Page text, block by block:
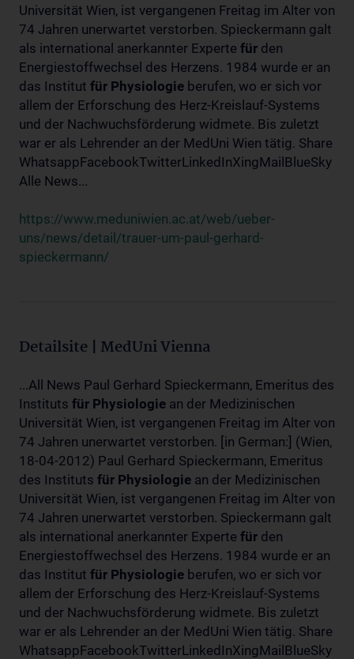
Universität Wien, ist vergangenen Freitag im Alter von
74 Jahren unerwartet verstorben. Spieckermann galt
als international anerkannter Experte für den
Energiestoffwechsel des Herzens. 1984 wurde er an
das Institut für Physiologie berufen, wo er sich vor
allem der Erforschung des Herz-Kreislauf-Systems
und der Nachwuchsförderung widmete. Bis zuletzt
war er als Lehrender an der MedUni Wien tätig. Share
WhatsappFacebookTwitterLinkedInXingMailBlueSky
Alle News...
https://www.meduniwien.ac.at/web/ueber-
uns/news/detail/trauer-um-paul-gerhard-
spieckermann/
Detailsite | MedUni Vienna
...All News Paul Gerhard Spieckermann, Emeritus des
Instituts für Physiologie an der Medizinischen
Universität Wien, ist vergangenen Freitag im Alter von
74 Jahren unerwartet verstorben. [in German:] (Wien,
18-04-2012) Paul Gerhard Spieckermann, Emeritus
des Instituts für Physiologie an der Medizinischen
Universität Wien, ist vergangenen Freitag im Alter von
74 Jahren unerwartet verstorben. Spieckermann galt
als international anerkannter Experte für den
Energiestoffwechsel des Herzens. 1984 wurde er an
das Institut für Physiologie berufen, wo er sich vor
allem der Erforschung des Herz-Kreislauf-Systems
und der Nachwuchsförderung widmete. Bis zuletzt
war er als Lehrender an der MedUni Wien tätig. Share
WhatsappFacebookTwitterLinkedInXingMailBlueSky